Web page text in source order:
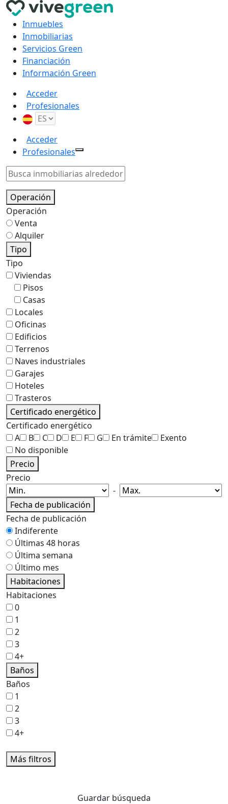
Inmuebles
Inmobiliarias
Servicios Green
Financiación
Información Green
Acceder
Profesionales
Acceder
Profesionales
Operación
Operación
Venta
Alquiler
Tipo
Tipo
Viviendas
Pisos
Casas
Locales
Oficinas
Edificios
Terrenos
Naves industriales
Garajes
Hoteles
Trasteros
Certificado energético
Certificado energético
A
B C D E F G En trámite
Exento
No disponible
Precio
Precio
-
Fecha de publicación
Fecha de publicación
Indiferente
Últimas 48 horas
Última semana
Último mes
Habitaciones
Habitaciones
0
1
2
3
4+
Baños
Baños
1
2
3
4+
Más filtros
Guardar búsqueda